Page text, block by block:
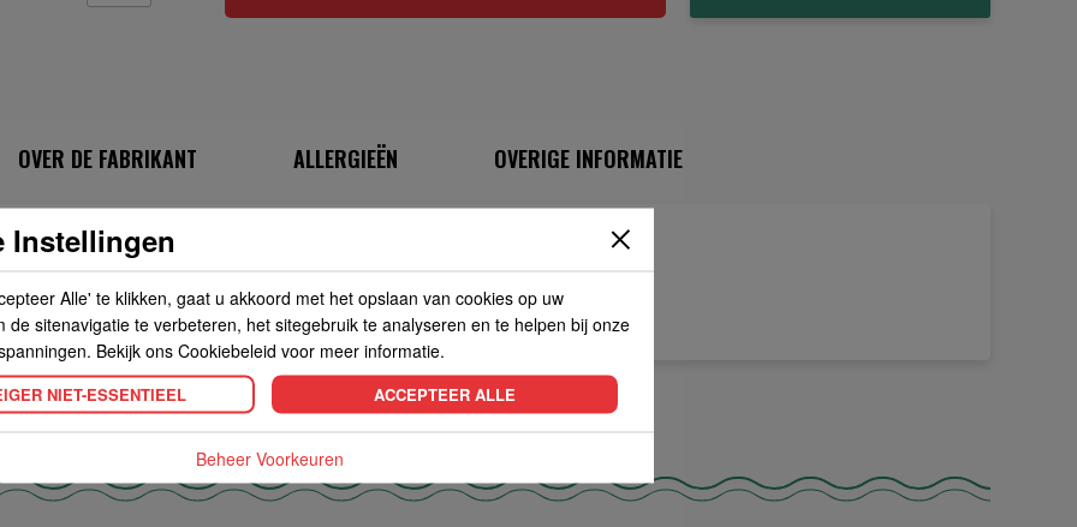
OVER DE FABRIKANT ALLERGIEËN OVERIGE INFORMATIE
Instellingen
Alle' te klikken, gaat u akkoord met het opslaan van cookies op uw
de sitenavigatie te verbeteren, het sitegebruik te analyseren en te helpen bij onze
Bekijk ons Cookiebeleid voor meer informatie.
NIET-ESSENTIEEL ACCEPTEER ALLE
Beheer Voorkeuren